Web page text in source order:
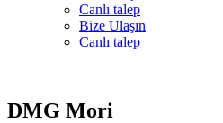
Canlı talep
Bize Ulaşın
Canlı talep
DMG Mori